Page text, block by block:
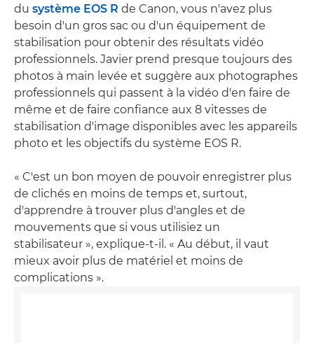
du système EOS R de Canon, vous n'avez plus
besoin d'un gros sac ou d'un équipement de
stabilisation pour obtenir des résultats vidéo
professionnels. Javier prend presque toujours des
photos à main levée et suggère aux photographes
professionnels qui passent à la vidéo d'en faire de
même et de faire confiance aux 8 vitesses de
stabilisation d'image disponibles avec les appareils
photo et les objectifs du système EOS R.
« C'est un bon moyen de pouvoir enregistrer plus
de clichés en moins de temps et, surtout,
d'apprendre à trouver plus d'angles et de
mouvements que si vous utilisiez un
stabilisateur », explique-t-il. « Au début, il vaut
mieux avoir plus de matériel et moins de
complications ».